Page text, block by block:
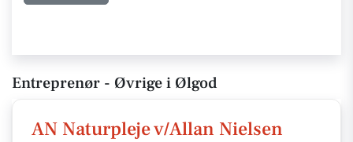
Entreprenør - Øvrige i Ølgod
AN Naturpleje v/Allan Nielsen